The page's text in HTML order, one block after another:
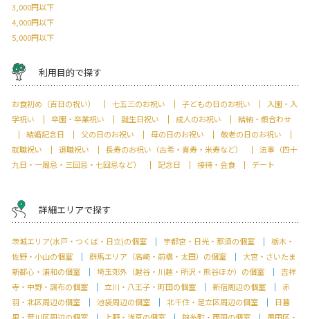
3,000円以下
4,000円以下
5,000円以下
利用目的で探す
お食初め（百日の祝い） 七五三のお祝い 子どもの日のお祝い
入園・入
学祝い
卒園・卒業祝い 誕生日祝い 成人のお祝い
結納・顔合わせ
結婚記念日
父の日のお祝い 母の日のお祝い
敬老の日のお祝い
就職祝い
退職祝い 長寿のお祝い（古希・喜寿・米寿など）
法事（四十
九日・一周忌・三回忌・七回忌など）
記念日 接待・会食 デート
詳細エリアで探す
茨城エリア(水戸・つくば・日立)の個室 宇都宮・日光・那須の個室
栃木・
佐野・小山の個室
群馬エリア（高崎・前橋・太田）の個室
大宮・さいたま
新都心・浦和の個室
埼玉郊外（越谷・川越・所沢・熊谷ほか）の個室
吉祥
寺・中野・調布の個室
立川・八王子・町田の個室 新宿周辺の個室
赤
羽・北区周辺の個室
池袋周辺の個室 北千住・足立区周辺の個室
日暮
里・荒川区周辺の個室
上野・浅草の個室 錦糸町・両国の個室
墨田区・